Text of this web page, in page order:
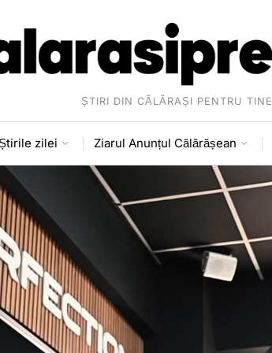
ȘTIRI DIN CĂLĂRAȘI PENTRU TINE
zilei Ziarul Anunțul Călărășean